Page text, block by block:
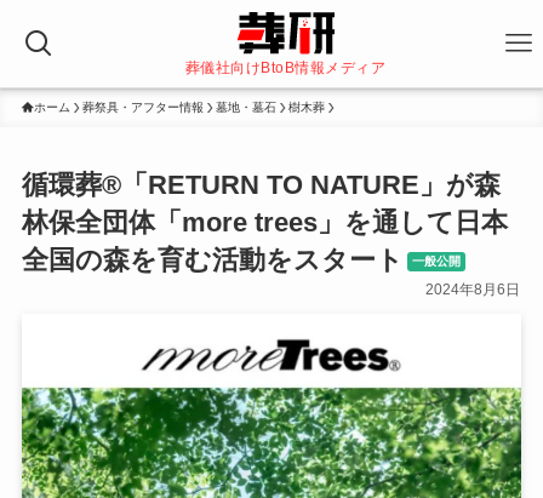
葬儀社向けBtoB情報メディア
ホーム 葬祭具・アフター情報 墓地・墓石 樹木葬
循環葬®︎「RETURN TO NATURE」が森
林保全団体「more trees」を通して日本
全国の森を育む活動をスタート
一般公開
2024年8月6日